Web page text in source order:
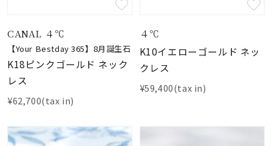
在庫ありのみ
CANAL ４℃
【Your Bestday 365】8月誕生石
K18ピンクゴールド ネック
レス
¥62,700(tax in)
４℃
K10イエローゴールド ネッ
クレス
¥59,400(tax in)